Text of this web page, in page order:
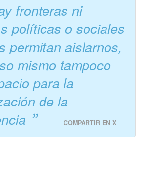
fronteras ni
políticas o sociales
permitan aislarnos,
mismo tampoco
para la
de la
COMPARTIR EN X